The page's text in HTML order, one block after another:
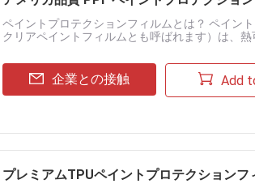
ペイントプロテクションフィルムとは？ ペイン
クリアペイントフィルムとも呼ばれます）は、
企業との接触 Add
プレミアムTPUペイントプロテクション